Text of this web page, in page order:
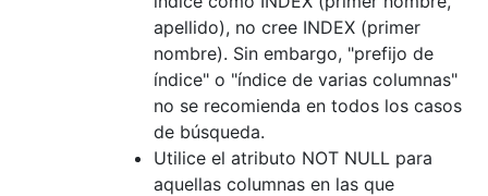
apellido), no cree INDEX (primer
nombre). Sin embargo, "prefijo de
índice" o "índice de varias columnas"
no se recomienda en todos los casos
de búsqueda.
Utilice el atributo NOT NULL para
aquellas columnas en las que